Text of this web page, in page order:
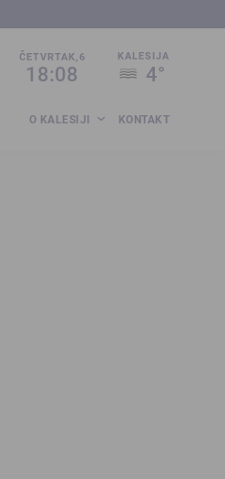
ČETVRTAK,6
18:08
KALESIJA
4°
O KALESIJI KONTAKT